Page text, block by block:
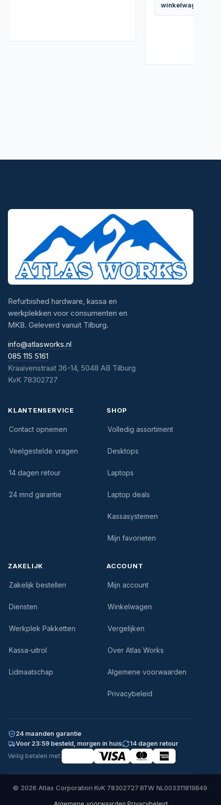
winkelwagen
Refurbished hardware, kassa en
werkplekken voor consumenten en
MKB. Geleverd vanuit Tilburg.
info@atlasworks.nl
085 115 5161
Kraaivenstraat 36-14, 5048 AB Tilburg
KvK 78302727
KLANTENSERVICE
Contact opnemen
Veelgestelde vragen
14 dagen retour
24 mnd garantie
SHOP
Volledig assortiment
Desktops
Laptops
Laptop deals
Kassasystemen
Mijn favorieten
ZAKELIJK
Zakelijk bestellen
Diensten
Werkplek Pakketten
Kassa-uitrol
Lidmaatschap
ACCOUNT
Mijn account
Winkelwagen
Vergelijken
Over Atlas Works
Algemene voorwaarden
Privacybeleid
24 maanden garantie
Voor 23:59 besteld, morgen in huis
14 dagen retour
Veilig betalen met:
© 2026 Atlas Corporation·KvK 78302727·BTW NL003311819B49·